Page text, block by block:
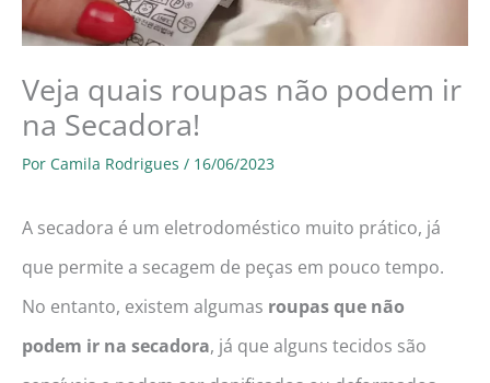
Veja quais roupas não podem ir
na Secadora!
Por Camila Rodrigues / 16/06/2023
A secadora é um eletrodoméstico muito prático, já
que permite a secagem de peças em pouco tempo.
No entanto, existem algumas roupas que não
podem ir na secadora, já que alguns tecidos são